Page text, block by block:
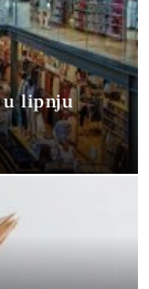
u lipnju